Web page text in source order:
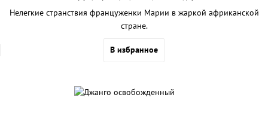
Нелегкие странствия француженки Марии в жаркой африканской
стране.
В избранное